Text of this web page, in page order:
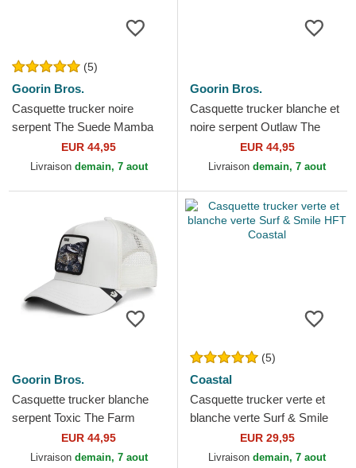
(5)
Goorin Bros.
Casquette trucker noire
serpent The Suede Mamba
Blacked Out The Farm
Goorin Bros.
EUR 44,95
Livraison demain, 7 aout
Goorin Bros.
Casquette trucker blanche et
noire serpent Outlaw The
Farm Goorin Bros.
EUR 44,95
Livraison demain, 7 aout
Goorin Bros.
Casquette trucker blanche
serpent Toxic The Farm
Goorin Bros.EUR 44,95
Livraison demain, 7 aout
(5)
Coastal
Casquette trucker verte et
blanche verte Surf & Smile
HFT CoastalEUR 29,95
Livraison demain, 7 aout